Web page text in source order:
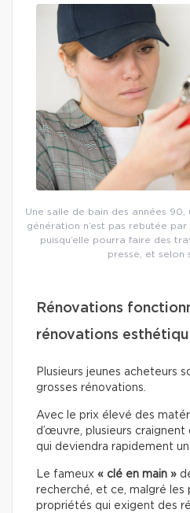
Une salle de bain des années
génération n’est pas rebutée
puisqu’elle pourra faire des
presse, et selon
Rénovations
rénovations
Plusieurs jeunes acheteurs
grosses rénovations.
Avec le prix élevé des
d’œuvre, plusieurs
qui deviendra rapidement un
Le fameux « clé en main »
recherché, et ce, malgré les
propriétés qui exigent des